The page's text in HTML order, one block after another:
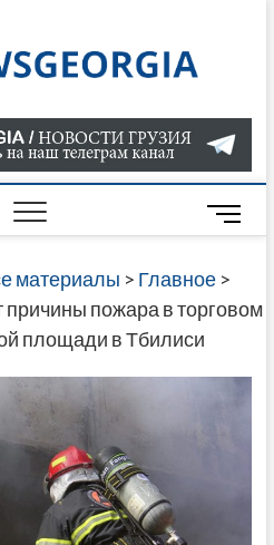
О
В
ГРУЗИИ
САЙТЕ
M
e
n
u
материалы > Главное>
причины пожара в торговом
площади в Тбилиси